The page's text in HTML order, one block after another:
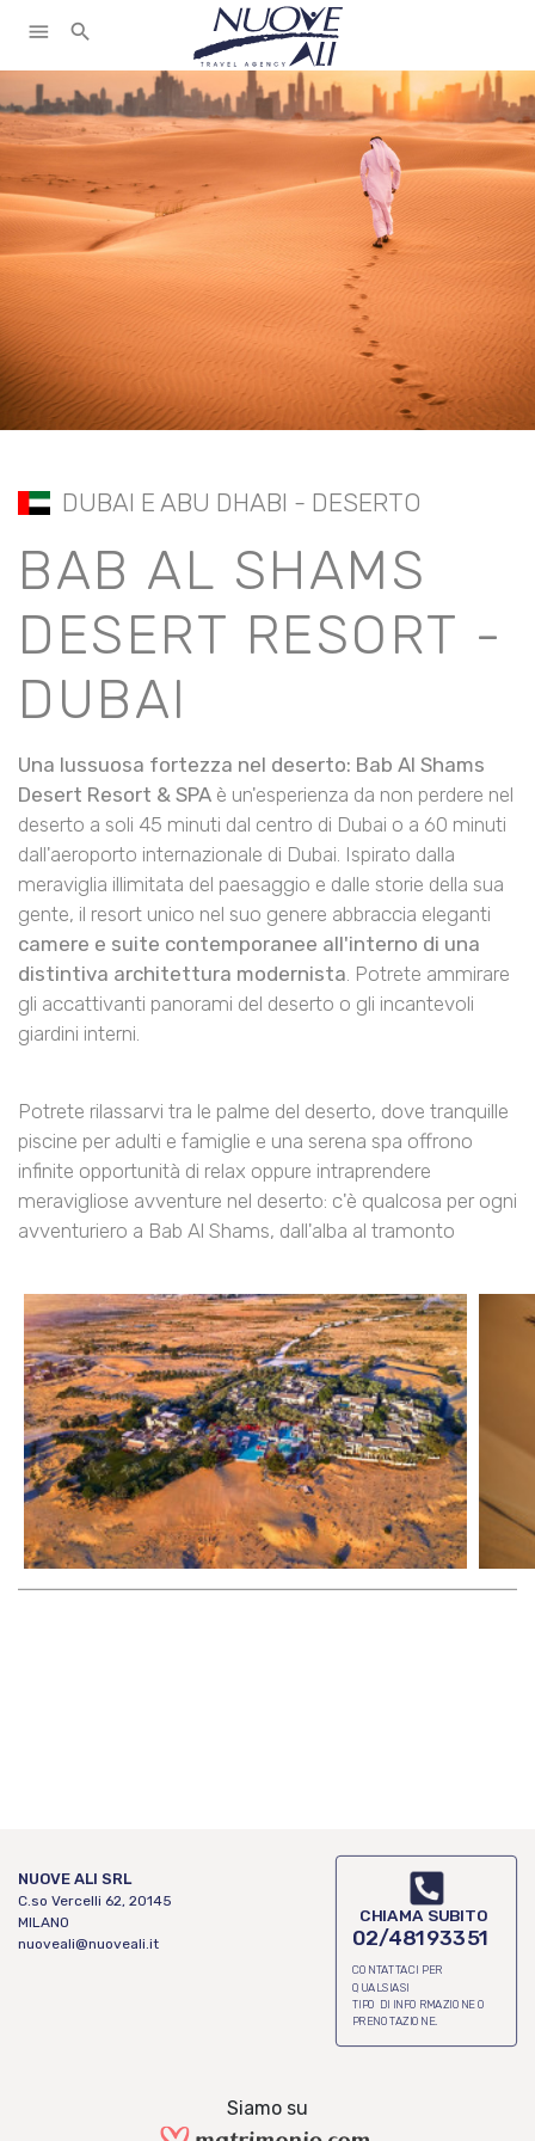
menu search
DUBAI E ABU DHABI - DESERTO
BAB AL SHAMS
DESERT RESORT -
DUBAI
Una lussuosa fortezza nel deserto: Bab Al Shams
Desert Resort & SPA è un'esperienza da non perdere nel
deserto a soli 45 minuti dal centro di Dubai o a 60 minuti
dall'aeroporto internazionale di Dubai. Ispirato dalla
meraviglia illimitata del paesaggio e dalle storie della sua
gente, il resort unico nel suo genere abbraccia eleganti
camere e suite contemporanee all'interno di una
distintiva architettura modernista. Potrete ammirare
gli accattivanti panorami del deserto o gli incantevoli
giardini interni.
Potrete rilassarvi tra le palme del deserto, dove tranquille
piscine per adulti e famiglie e una serena spa offrono
infinite opportunità di relax oppure intraprendere
meravigliose avventure nel deserto: c'è qualcosa per ogni
avventuriero a Bab Al Shams, dall'alba al tramonto
NUOVE ALI SRL
C.so Vercelli 62, 20145
MILANO
nuoveali@nuoveali.it
CHIAMA SUBITO
02/48193351
CONTATTACI PER
QUALSIASI
TIPO DI INFORMAZIONE O
PRENOTAZIONE.
Siamo su